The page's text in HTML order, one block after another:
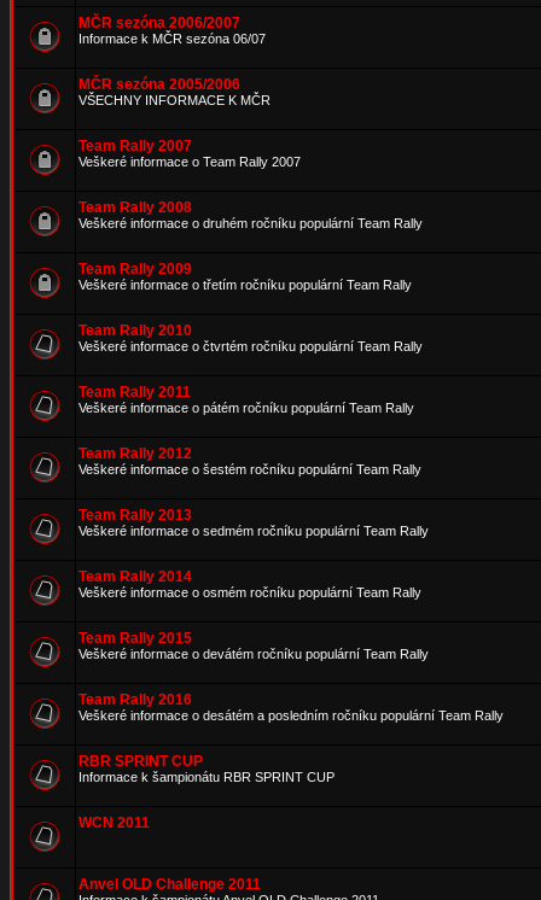
MČR sezóna 2006/2007
Informace k MČR sezóna 06/07
MČR sezóna 2005/2006
VŠECHNY INFORMACE K MČR
Team Rally 2007
Veškeré informace o Team Rally 2007
Team Rally 2008
Veškeré informace o druhém ročníku populární Team Rally
Team Rally 2009
Veškeré informace o třetím ročníku populární Team Rally
Team Rally 2010
Veškeré informace o čtvrtém ročníku populární Team Rally
Team Rally 2011
Veškeré informace o pátém ročníku populární Team Rally
Team Rally 2012
Veškeré informace o šestém ročníku populární Team Rally
Team Rally 2013
Veškeré informace o sedmém ročníku populární Team Rally
Team Rally 2014
Veškeré informace o osmém ročníku populární Team Rally
Team Rally 2015
Veškeré informace o devátém ročníku populární Team Rally
Team Rally 2016
Veškeré informace o desátém a posledním ročníku populární Team Rally
RBR SPRINT CUP
Informace k šampionátu RBR SPRINT CUP
WCN 2011
Anvel OLD Challenge 2011